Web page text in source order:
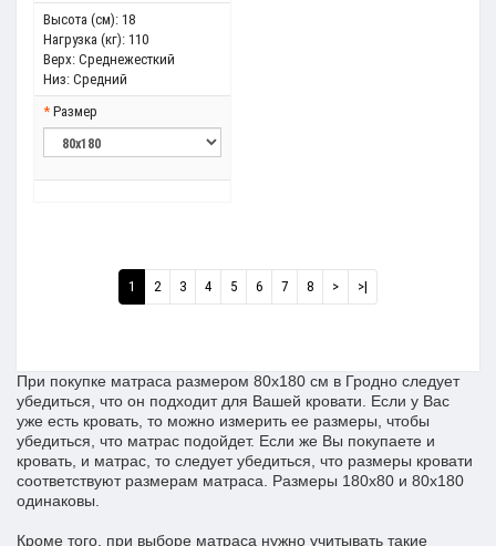
Высота (см): 18
Нагрузка (кг): 110
Верх: Среднежесткий
Низ: Средний
Размер
1 2 3 4 5 6 7 8 > >|
При покупке матраса размером 80x180 см в Гродно следует
убедиться, что он подходит для Вашей кровати. Если у Вас
уже есть кровать, то можно измерить ее размеры, чтобы
убедиться, что матрас подойдет. Если же Вы покупаете и
кровать, и матрас, то следует убедиться, что размеры кровати
соответствуют размерам матраса. Размеры 180х80 и 80х180
одинаковы.
Кроме того, при выборе матраса нужно учитывать такие